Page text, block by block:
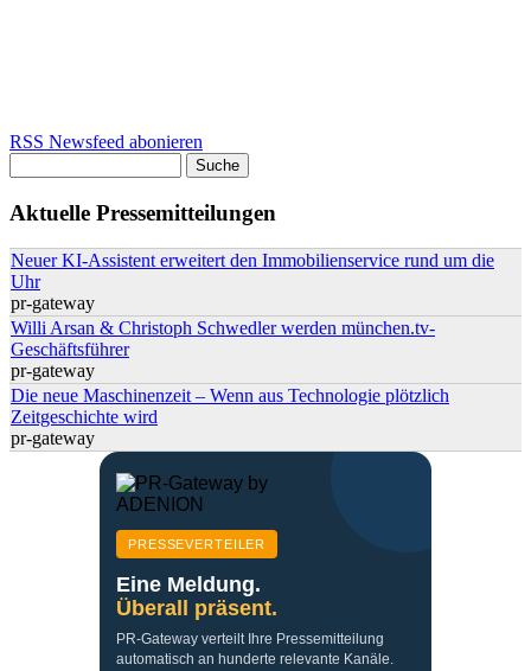
RSS Newsfeed abonieren
Aktuelle Pressemitteilungen
Neuer KI-Assistent erweitert den Immobilienservice rund um die
Uhr
pr-gateway
Willi Arsan & Christoph Schwedler werden münchen.tv-
Geschäftsführer
pr-gateway
Die neue Maschinenzeit – Wenn aus Technologie plötzlich
Zeitgeschichte wird
pr-gateway
PRESSEVERTEILER
Eine Meldung.
Überall präsent.
PR-Gateway verteilt Ihre Pressemitteilung
automatisch an hunderte relevante Kanäle.